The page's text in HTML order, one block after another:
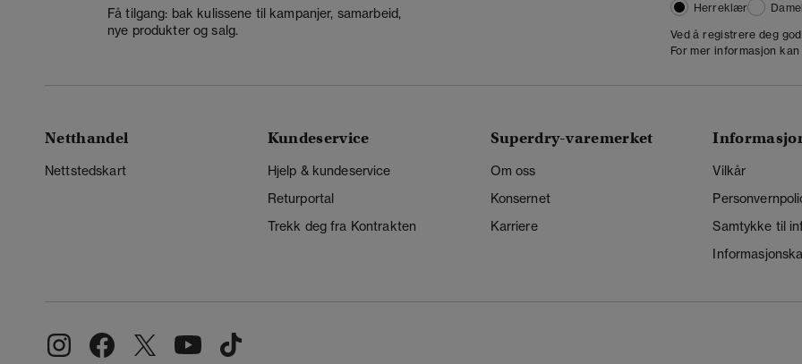
Få tilgang: bak kulissene til kampanjer, samarbeid,
nye produkter og salg.
Herreklær
Ved å registrere deg
For mer informasjon
Netthandel
Nettstedskart
Kundeservice
Hjelp & kundeservice
Returportal
Trekk deg fra Kontrakten
Superdry-varemerket
Om oss
Konsernet
Karriere
Vilkår
Samtykke til